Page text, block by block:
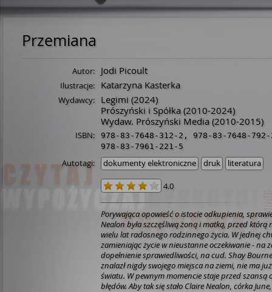
Przemiana
Autor: Jodi Picoult
Ilustracje: Katarzyna Kasterka
Wydawcy: Legimi (2024)
Prószyński i Spółka (2010-2024)
Wydaw. Prószyński Media (2010-2015)
ISBN: 978-83-7648-312-2 , 978-83-7648-792-
978-83-7961-221-5
Autotagi: dokumenty elektroniczne druk literatura
4.0
Porywająca opowieść o istocie odkupienia,
Nealon była szczęśliwą żoną i matką, przed którą
wielu lat radosnego rodzinnego życia. W jednej
zamieniając życie w nieustanne oczekiwanie - na
dopełnienie sprawiedliwości, na cud. Shay
znalazł nigdy swojego miejsca na ziemi, nie ma
światu. W pewnym momencie staje przed
błędów. Aby tak się stało Claire Nealon, córka